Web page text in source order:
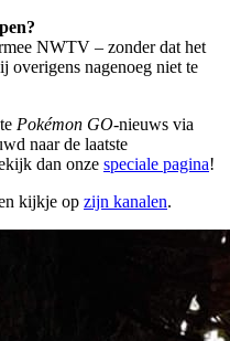
NWTV – zonder dat het
overigens nagenoeg niet te
Pokémon GO-nieuws via
naar de laatste
dan onze speciale pagina!
kijkje op zijn kanalen.